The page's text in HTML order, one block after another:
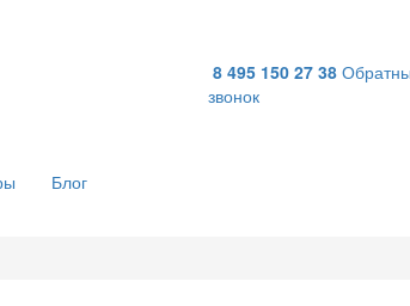
8 495 150 27 38
звонок
Блог